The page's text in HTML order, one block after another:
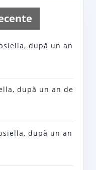
după un an
după un an de
după un an